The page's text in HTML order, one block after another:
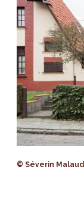
© Séverin Malaud